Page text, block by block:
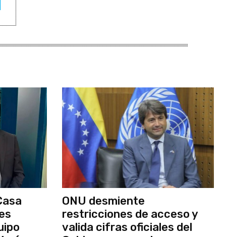
ONU desmiente
restricciones de acceso y
valida cifras oficiales del